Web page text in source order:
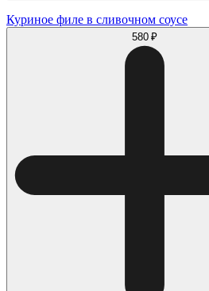
Куриное филе в сливочном соусе
580 ₽